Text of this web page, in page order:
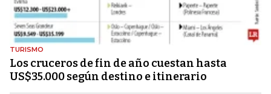
TURISMO
Los cruceros de fin de año cuestan hasta
US$35.000 según destino e itinerario